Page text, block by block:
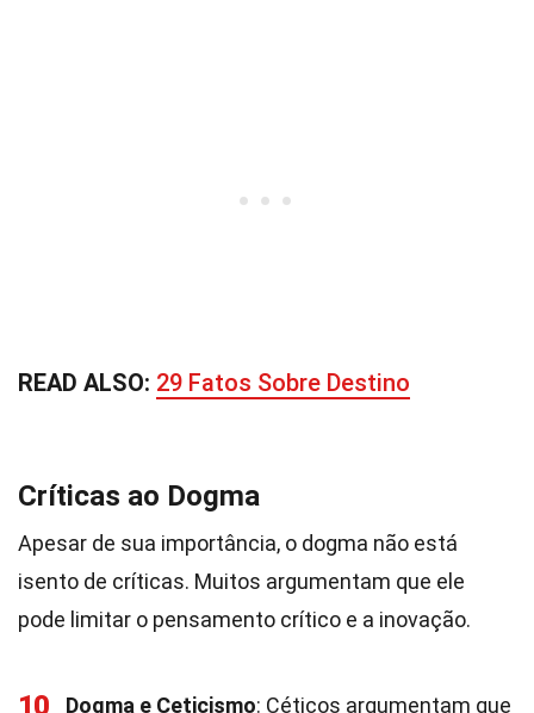
READ ALSO: 29 Fatos Sobre Destino
Críticas ao Dogma
Apesar de sua importância, o dogma não está
isento de críticas. Muitos argumentam que ele
pode limitar o pensamento crítico e a inovação.
10 Dogma e Ceticismo: Céticos argumentam que